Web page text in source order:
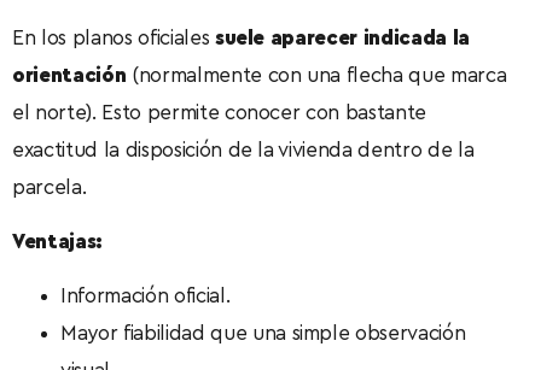
En los planos oficiales suele aparecer indicada la
orientación (normalmente con una flecha que marca
el norte). Esto permite conocer con bastante
exactitud la disposición de la vivienda dentro de la
parcela.
Ventajas:
Información oficial.
Mayor fiabilidad que una simple observación